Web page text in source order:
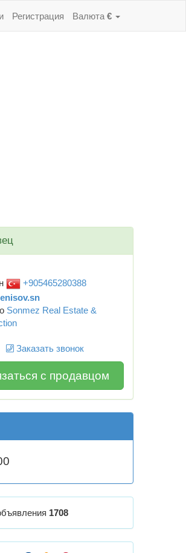
Регистрация Валюта €
+905465280388
Sonmez Real Estate &
Заказать звонок
с продавцом
1708